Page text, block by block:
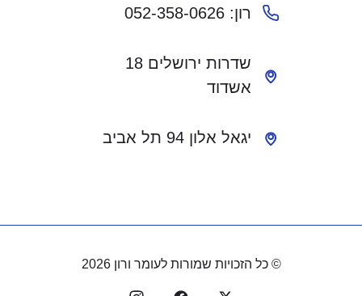
רון: 052-358-0626
שדרות ירושלים 18
אשדוד
יגאל אלון 94 תל אביב
© כל הזכויות שמורות לעומר ורון 2026